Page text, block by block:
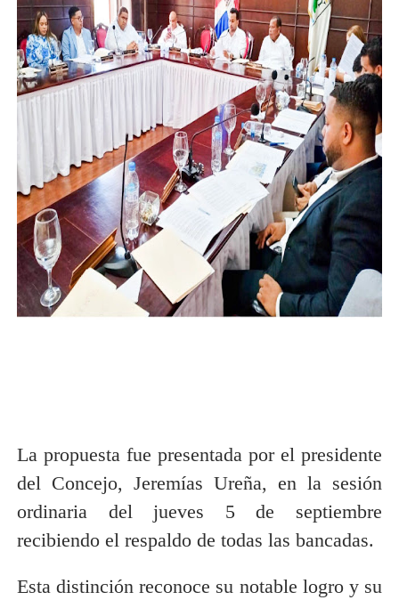
La propuesta fue presentada por el presidente
del Concejo, Jeremías Ureña, en la sesión
ordinaria del jueves 5 de septiembre
recibiendo el respaldo de todas las bancadas.
Esta distinción reconoce su notable logro y su